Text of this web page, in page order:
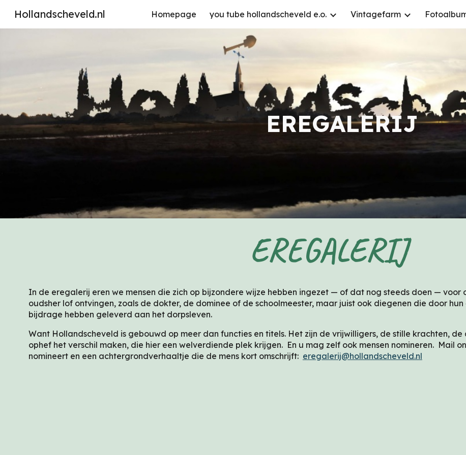
Skip to main content Skip to navigation
Hollandscheveld.nl Homepage you tube hollandscheveld e.o. Vintagefarm
EREGALERIJ
EREGALERIJ
In de eregalerij eren we mensen die zich op bijzondere wijze hebben ingezet — of dat nog steeds doen — voor
oudsher lof ontvingen, zoals de dokter, de dominee of de schoolmeester, maar juist ook diegenen die door
bijdrage hebben geleverd aan het dorpsleven.
Want Hollandscheveld is gebouwd op meer dan functies en titels. Het zijn de vrijwilligers, de stille krachten, de
ophef het verschil maken, die hier een welverdiende plek krijgen. En u mag zelf ook mensen nomineren. Mail
nomineert en een achtergrondverhaaltje die de mens kort omschrijft: eregalerij@hollandscheveld.nl